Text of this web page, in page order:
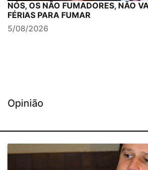
NÓS, OS NÃO FUMADORES, NÃO
FÉRIAS PARA FUMAR
5/08/2026
Opinião